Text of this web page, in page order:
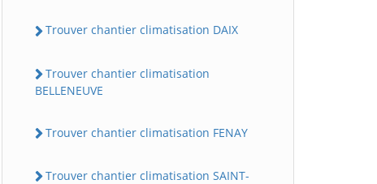
Trouver chantier climatisation DAIX
Trouver chantier climatisation
BELLENEUVE
Trouver chantier climatisation FENAY
Trouver chantier climatisation SAINT-